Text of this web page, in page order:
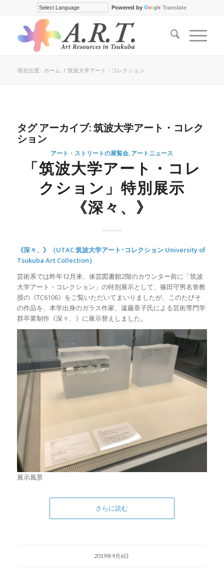
Powered by Translate
現在位置: ホーム / 筑波大学アート・コレクション
タグ アーカイブ: 筑波大学アート・コレク
ション
アート・ストリートの展覧会 アートニュース
「筑波大学アート・コレ
クション」特別展示
《深々、》
《深々、》（UTAC 筑波大学アート･コレクション University of
Tsukuba Art Collection）
芸術系では昨年12月来、体芸図書館2階のカウンター前に「筑波
大学アート・コレクション」の特別展示として、篠田守男名誉教
授の《TC6106》をご覧いただいてまいりましたが、このたびそ
の作品を、本学出身のガラス作家、遠藤章子氏による芸術専門学
群卒業制作《深々、》に展示替えしました。
展示風景
さらに読む
2019年9月6日